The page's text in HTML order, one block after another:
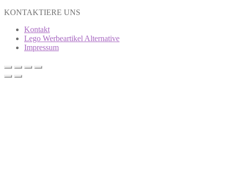
KONTAKTIERE UNS
Kontakt
Lego Werbeartikel Alternative
Impressum